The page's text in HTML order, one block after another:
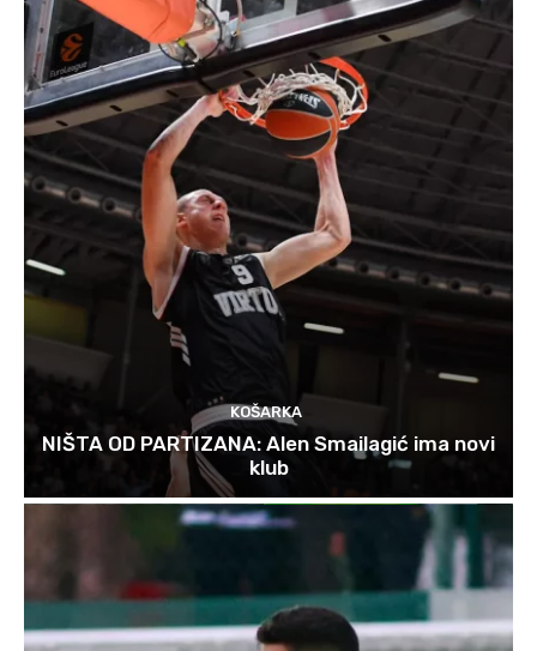
KOŠARKA
NIŠTA OD PARTIZANA: Alen Smailagić ima novi
klub